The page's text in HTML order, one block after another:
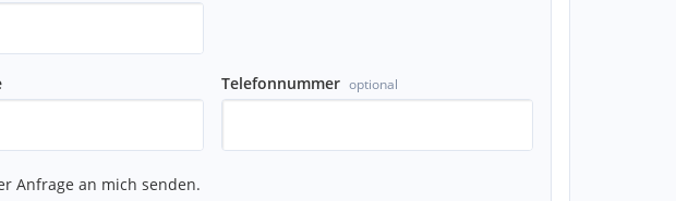
Telefonnummer optional
Anfrage an mich senden.